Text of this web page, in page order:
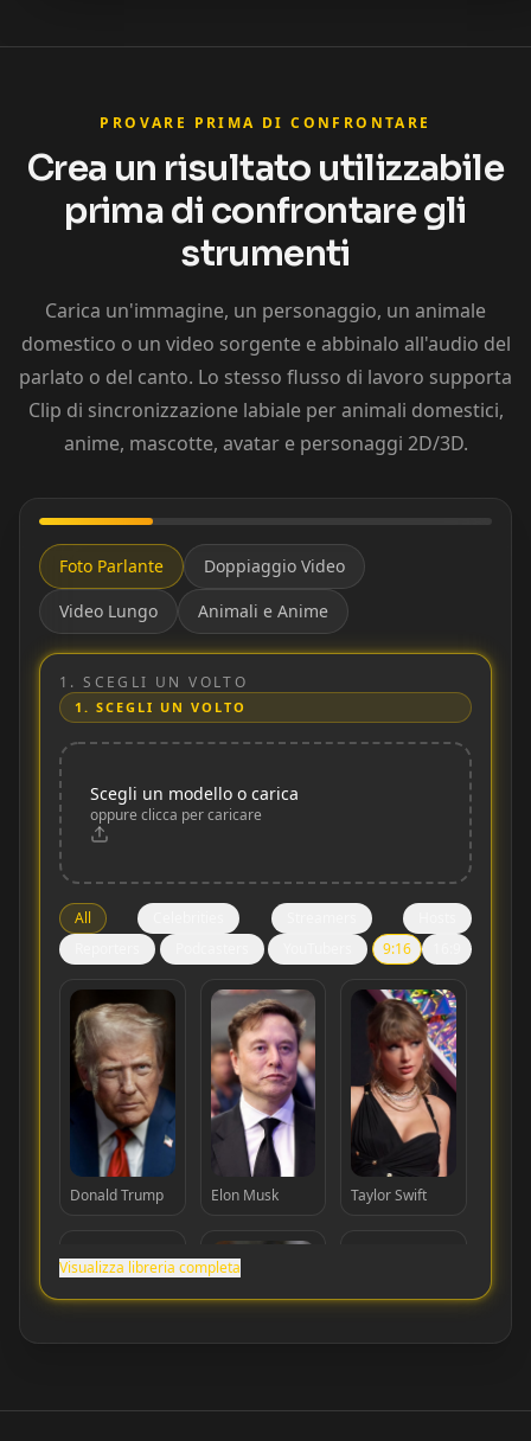
PROVARE PRIMA DI CONFRONTARE
Crea un risultato utilizzabile
prima di confrontare gli
strumenti
Carica un'immagine, un personaggio, un animale
domestico o un video sorgente e abbinalo all'audio del
parlato o del canto. Lo stesso flusso di lavoro supporta
Clip di sincronizzazione labiale per animali domestici,
anime, mascotte, avatar e personaggi 2D/3D.
Foto Parlante
Doppiaggio Video
Video Lungo
Animali e Anime
1.SCEGLI UN VOLTO
1. SCEGLI UN VOLTO
Scegli un modello o carica
oppure clicca per caricare
All
9:16
Donald Trump Elon Musk Taylor Swift
Visualizza libreria completa